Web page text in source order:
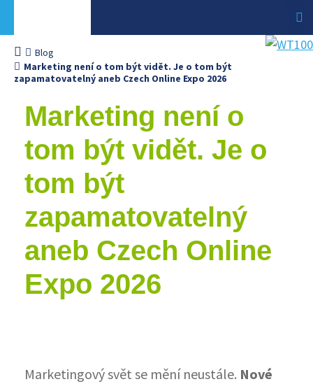
Blog
Marketing není o tom být vidět. Je o tom být
zapamatovatelný aneb Czech Online Expo 2026
Marketing není o
tom být vidět. Je o
tom být
zapamatovatelný
aneb Czech Online
Expo 2026
Marketingový svět se mění neustále. Nové